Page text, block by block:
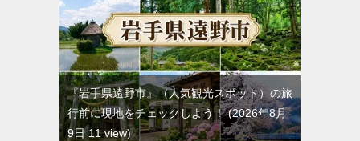
『岩手県遠野市』（人気観光スポット）の旅
行前に現地をチェックしよう！ 2026年8月
9日 11 view